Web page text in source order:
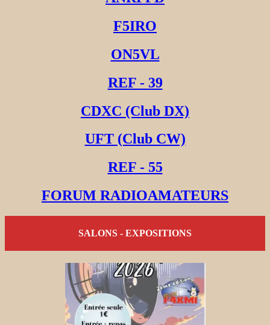
F5IRO
ON5VL
REF - 39
CDXC (Club DX)
UFT (Club CW)
REF - 55
FORUM RADIOAMATEURS
SALONS - EXPOSITIONS